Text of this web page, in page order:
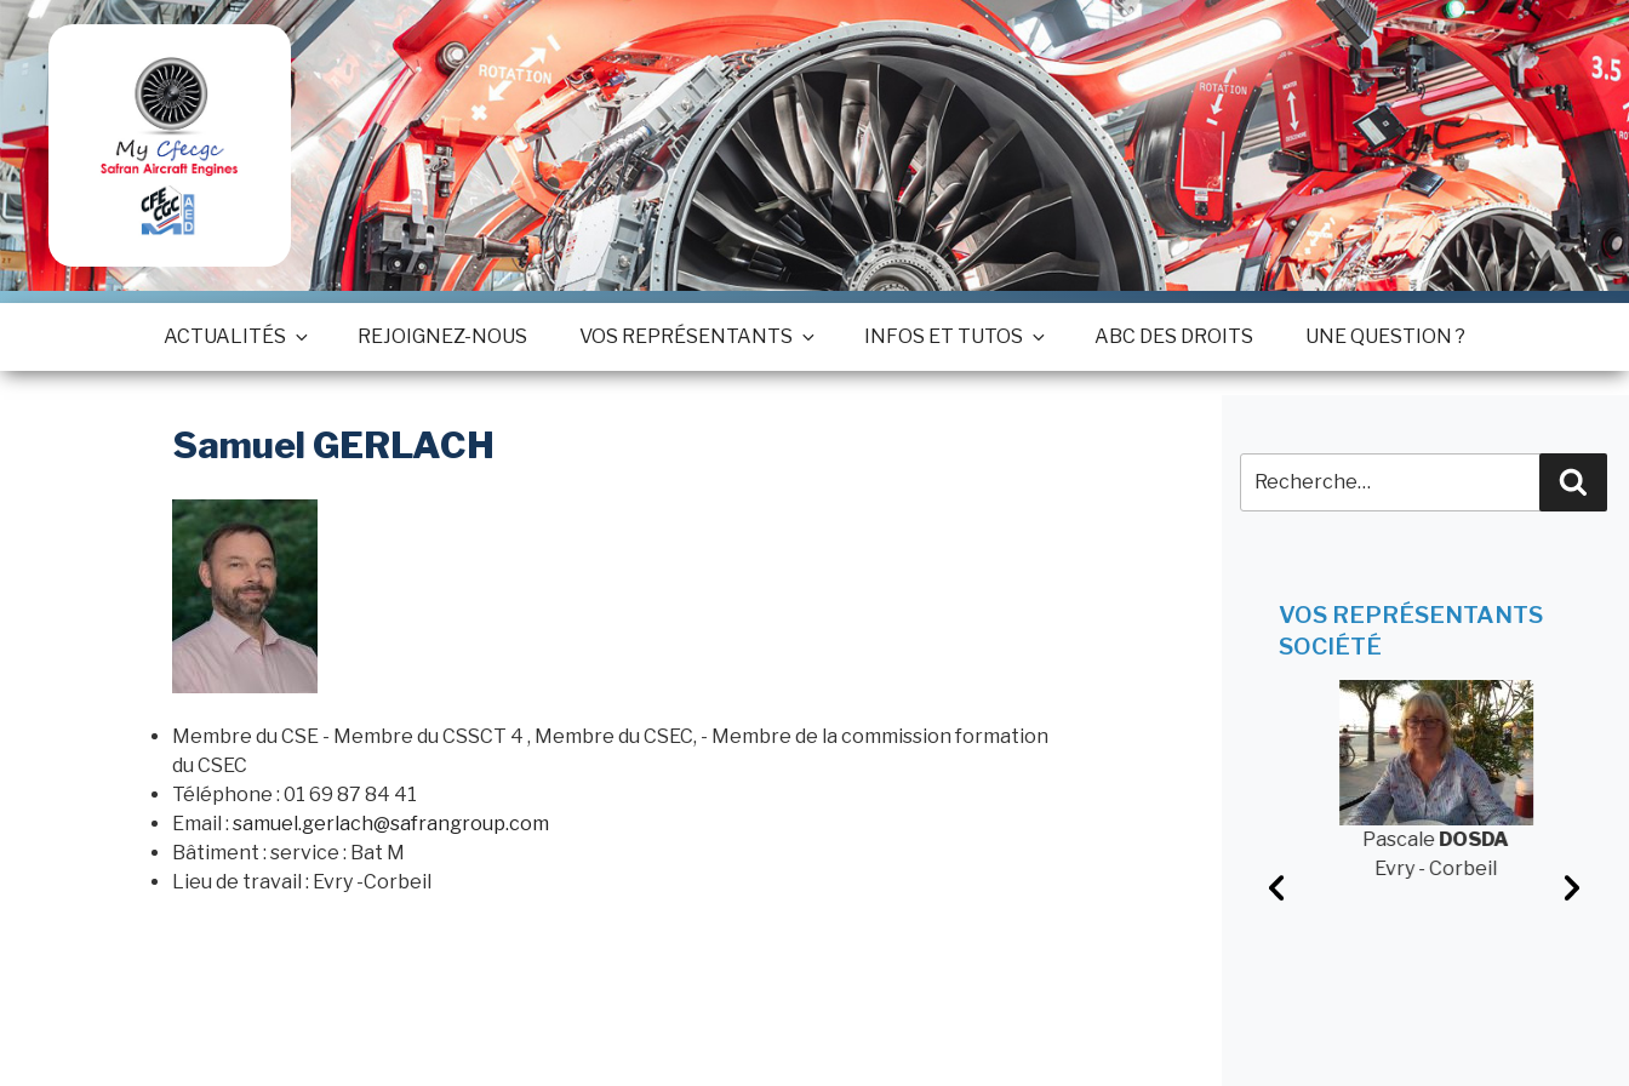
Aller
au
contenu
principal
ACTUALITÉS REJOIGNEZ-NOUS VOS REPRÉSENTANTS INFOS ET TUTOS ABC DES DROITS UNE QUESTION ?
Samuel GERLACH
Membre du CSE - Membre du CSSCT 4 , Membre du CSEC, - Membre de la commission formation
du CSEC
Téléphone : 01 69 87 84 41
Email :samuel.gerlach@safrangroup.com
Bâtiment : service : Bat M
Lieu de travail : Evry -Corbeil
pour
VOS REPRÉSENTANTS
SOCIÉTÉ
POTACSEK
PascaleDOSDA
Evry - Corbeil